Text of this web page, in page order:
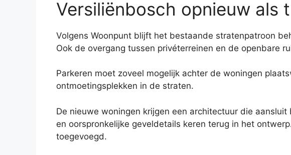
Versiliënbosch opnieuw als
Volgens Woonpunt blijft het bestaande stratenpatroon
Ook de overgang tussen privéterreinen en de openbare
Parkeren moet zoveel mogelijk achter de woningen
ontmoetingsplekken in de straten.
De nieuwe woningen krijgen een architectuur die
en oorspronkelijke geveldetails keren terug in het
toegevoegd.